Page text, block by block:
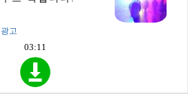
고
03:11